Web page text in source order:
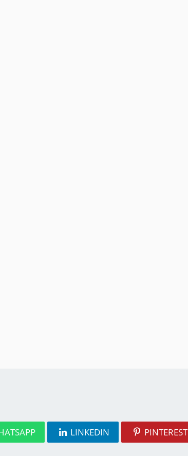
LINKEDIN PINTEREST